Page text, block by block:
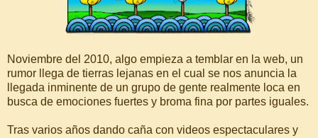
Noviembre del 2010, algo empieza a temblar en la web, un
rumor llega de tierras lejanas en el cual se nos anuncia la
llegada inminente de un grupo de gente realmente loca en
busca de emociones fuertes y broma fina por partes iguales.
Tras varios años dando caña con videos espectaculares y